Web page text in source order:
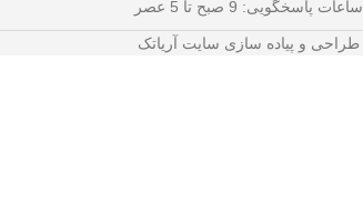
ساعات پاسخگویی: 9 صبح تا 5 عصر
طراحی و پیاده سازی سایت آریاتک